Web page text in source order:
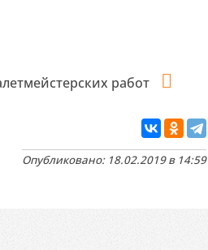
работ
Опубликовано: 18.02.2019 в 14:59